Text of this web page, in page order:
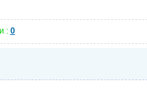
: 0